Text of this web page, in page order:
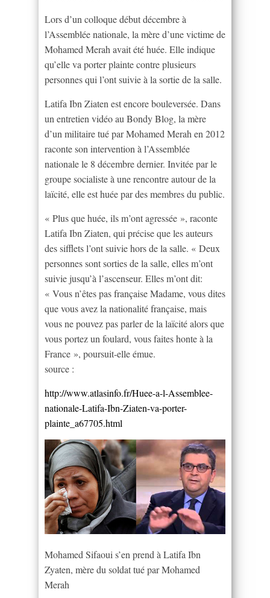
Lors d’un colloque début décembre à
l’Assemblée nationale, la mère d’une victime de
Mohamed Merah avait été huée. Elle indique
qu’elle va porter plainte contre plusieurs
personnes qui l’ont suivie à la sortie de la salle.
Latifa Ibn Ziaten est encore bouleversée. Dans
un entretien vidéo au Bondy Blog, la mère
d’un militaire tué par Mohamed Merah en 2012
raconte son intervention à l’Assemblée
nationale le 8 décembre dernier. Invitée par le
groupe socialiste à une rencontre autour de la
laïcité, elle est huée par des membres du public.
« Plus que huée, ils m’ont agressée », raconte
Latifa Ibn Ziaten, qui précise que les auteurs
des sifflets l’ont suivie hors de la salle. « Deux
personnes sont sorties de la salle, elles m’ont
suivie jusqu’à l’ascenseur. Elles m’ont dit:
« Vous n’êtes pas française Madame, vous dites
que vous avez la nationalité française, mais
vous ne pouvez pas parler de la laïcité alors que
vous portez un foulard, vous faites honte à la
France », poursuit-elle émue.
source :
http://www.atlasinfo.fr/Huee-a-l-Assemblee-
nationale-Latifa-Ibn-Ziaten-va-porter-
plainte_a67705.html
Mohamed Sifaoui s’en prend à Latifa Ibn
Zyaten, mère du soldat tué par Mohamed
Merah